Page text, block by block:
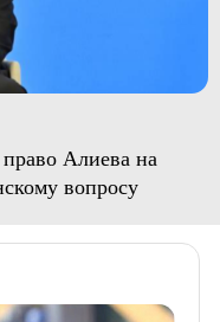
Алиева на
вопросу